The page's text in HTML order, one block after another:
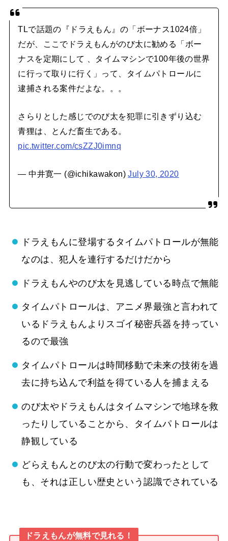
TLで話題の『ドラえもん』の「ボーナス1024倍」
だが、ここでドラえもんがのび太に勧める「ボー
ナスを定期にして 、タイムマシンで100年後の世界
に行って取りに行く」って、タイムパトロールに
逮捕される案件だよな。。。
さらりとした感じでのび太を犯罪に引きずり込む
青狸は、とんだ畜生である。
pic.twitter.com/csZZJ0imnq
— 中井寛一 (@ichikawakon)July 30, 2020
ドラえもんに登場するタイムパトロールが無能
なのは、犯人を連行するだけだから
ドラえもんやのび太を見逃している時点で無能
タイムパトロールは、アニメ界最強と言われて
いるドラえもんよりスゴイ秘密兵器を持ってい
るので最強
タイムパトロールは時間移動で未来の技術を過
去に持ち込んで利益を得ている人を捕まえる
のび太やドラえもんはタイムマシンで地球を救
ったりしていることから、タイムパトロールは
静観している
どらえもんとのび太の行動で変わったとして
も、それは正しい歴史という認識でされている
ドラえもんが無料で見れる！